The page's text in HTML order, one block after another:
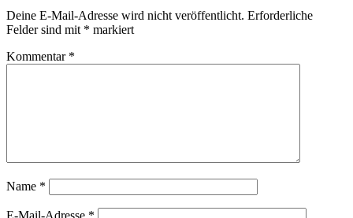
Deine E-Mail-Adresse wird nicht veröffentlicht. Erforderliche
Felder sind mit * markiert
Kommentar *
Name *